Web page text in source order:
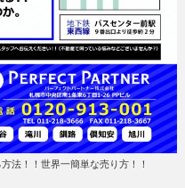
法！！世界一簡単な売り方！！